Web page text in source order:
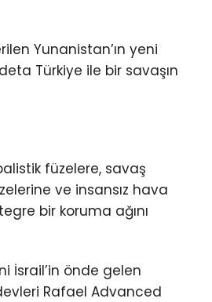
Yunanistan’ın yeni
Türkiye ile bir savaşın
füzelere, savaş
ve insansız hava
bir koruma ağını
İsrail’in önde gelen
Rafael Advanced